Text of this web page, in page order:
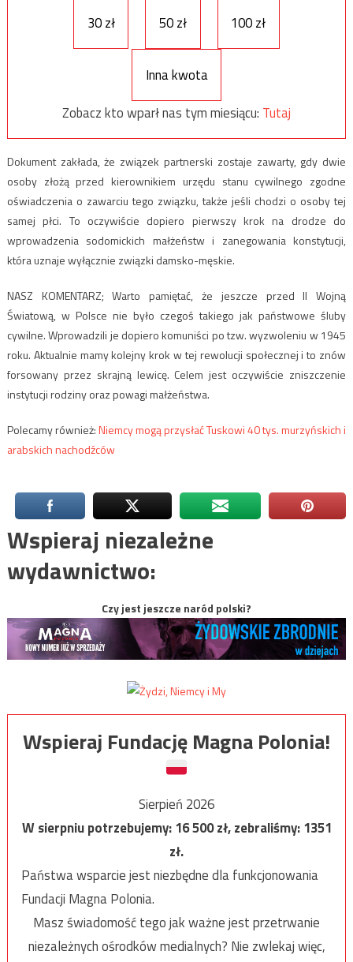
30 zł 50 zł 100 zł
Inna kwota
Zobacz kto wparł nas tym miesiącu: Tutaj
Dokument zakłada, że związek partnerski zostaje zawarty, gdy dwie
osoby złożą przed kierownikiem urzędu stanu cywilnego zgodne
oświadczenia o zawarciu tego związku, także jeśli chodzi o osoby tej
samej płci. To oczywiście dopiero pierwszy krok na drodze do
wprowadzenia sodomickich małżeństw i zanegowania konstytucji,
która uznaje wyłącznie związki damsko-męskie.
NASZ KOMENTARZ; Warto pamiętać, że jeszcze przed II Wojną
Światową, w Polsce nie było czegoś takiego jak państwowe śluby
cywilne. Wprowadzili je dopiero komuniści po tzw. wyzwoleniu w 1945
roku. Aktualnie mamy kolejny krok w tej rewolucji społecznej i to znów
forsowany przez skrajną lewicę. Celem jest oczywiście zniszczenie
instytucji rodziny oraz powagi małżeństwa.
Polecamy również:Niemcy mogą przysłać Tuskowi 40 tys. murzyńskich i
arabskich nachodźców
Wspieraj niezależne
wydawnictwo:
Czy jest jeszcze naród polski?
Wspieraj Fundację Magna Polonia!
Sierpień 2026
W sierpniu potrzebujemy:16 500zł, zebraliśmy:1351
zł.
Państwa wsparcie jest niezbędne dla funkcjonowania
Fundacji Magna Polonia.
Masz świadomość tego jak ważne jest przetrwanie
niezależnych ośrodków medialnych? Nie zwlekaj więc,